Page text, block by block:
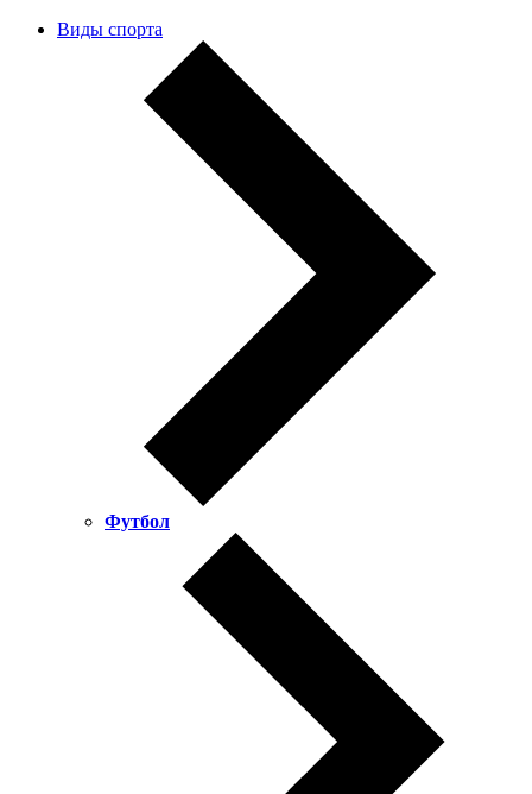
Виды спорта
Футбол